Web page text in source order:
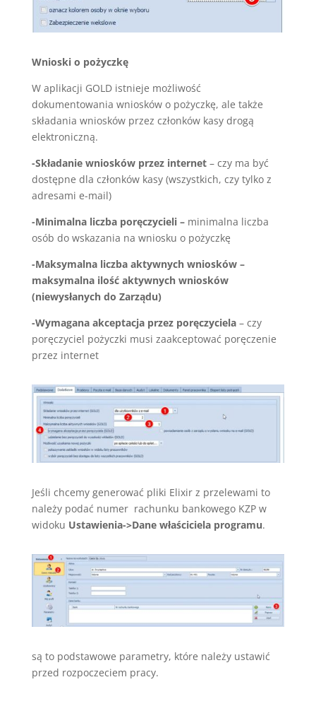
Wnioski o pożyczkę
W aplikacji GOLD istnieje możliwość
dokumentowania wniosków o pożyczkę, ale także
składania wniosków przez członków kasy drogą
elektroniczną.
-Składanie wniosków przez internet – czy ma być
dostępne dla członków kasy (wszystkich, czy tylko z
adresami e-mail)
-Minimalna liczba poręczycieli – minimalna liczba
osób do wskazania na wniosku o pożyczkę
-Maksymalna liczba aktywnych wniosków –
maksymalna ilość aktywnych wniosków
(niewysłanych do Zarządu)
-Wymagana akceptacja przez poręczyciela – czy
poręczyciel pożyczki musi zaakceptować poręczenie
przez internet
Jeśli chcemy generować pliki Elixir z przelewami to
należy podać numer rachunku bankowego KZP w
widoku Ustawienia->Dane właściciela programu.
są to podstawowe parametry, które należy ustawić
przed rozpoczeciem pracy.